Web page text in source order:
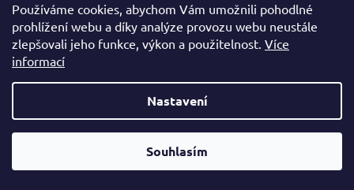
Používáme cookies, abychom Vám umožnili pohodlné
prohlížení webu a díky analýze provozu webu neustále
zlepšovali jeho funkce, výkon a použitelnost. Více
informací
Nastavení
Souhlasím
Od čtvrtka 6.8. do úterý 11.8. máme mimořádně zavřeno.
Bižuterní přívěšek ve nakousnuté kapky, barva
staromosaz, velikost cca 25x10 mm . Materiál acrylic.